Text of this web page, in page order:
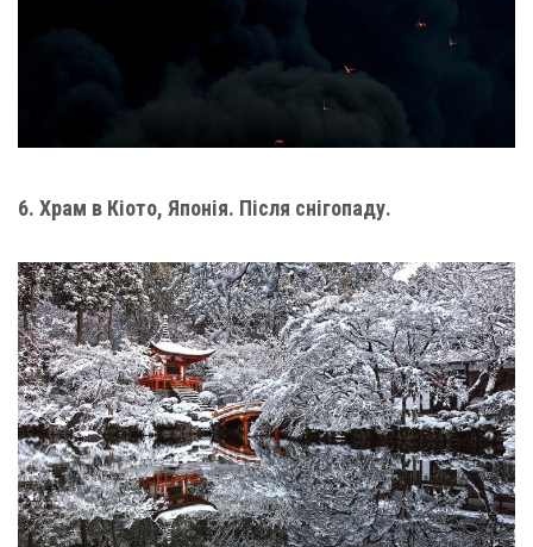
6. Храм в Кіото, Японія. Після снігопаду.